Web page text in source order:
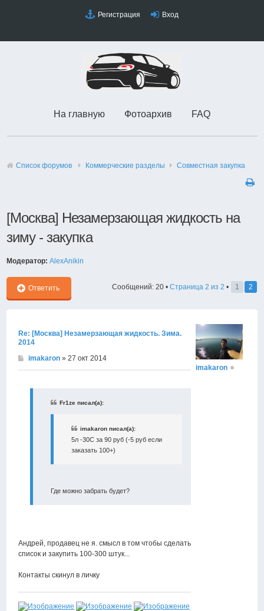
Регистрация Вход
На главную Фотоархив FAQ
Список форумов Коммерческие разделы Совместная закупка
[Москва] Незамерзающая жидкость на
зиму - закупка
Модератор: AlexAnikin
Ответить Сообщений: 20 • Страница 2 из 2 • 1 2
Re: [Москва] Незамерзающая жидкость. Зима.
2014
imakaron » 27 окт 2014
Fr1ze писал(а):
imakaron писал(а):
5л -30С за 90 руб (-5 руб если
заказать 100+)
Где можно забрать будет?
Андрей, продавец не я. смысл в том чтобы сделать
список и закупить 100-300 штук...
Контакты скинул в личку
imakaron